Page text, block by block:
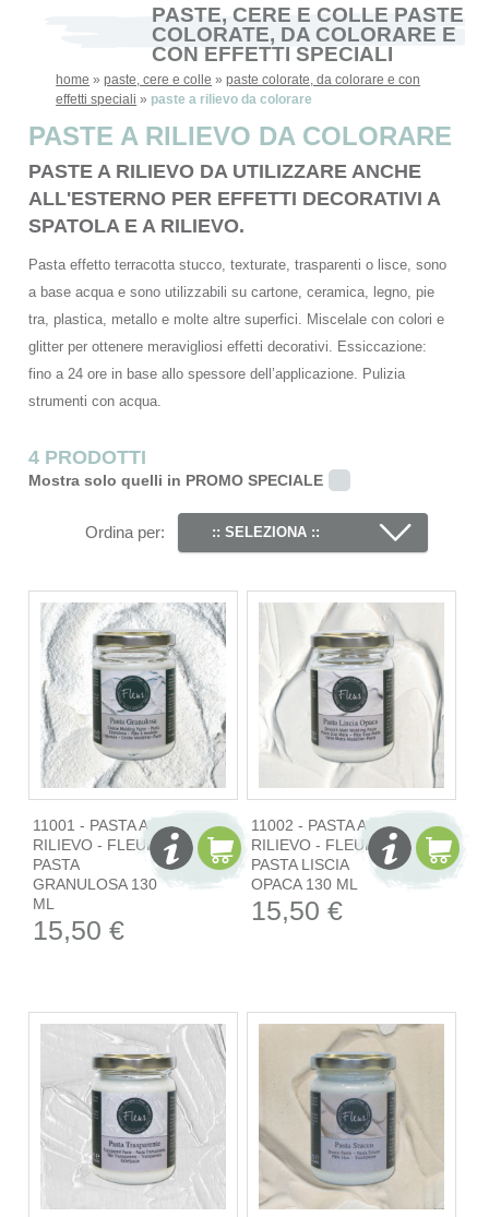
PASTE, CERE E COLLE PASTE
COLORATE, DA COLORARE E
CON EFFETTI SPECIALI
home »paste, cere e colle »paste colorate, da colorare e con
effetti speciali » paste a rilievo da colorare
PASTE A RILIEVO DA COLORARE
PASTE A RILIEVO DA UTILIZZARE ANCHE
ALL'ESTERNO PER EFFETTI DECORATIVI A
SPATOLA E A RILIEVO.
Pasta effetto terracotta stucco, texturate, trasparenti o lisce, sono
a base acqua e sono utilizzabili su cartone, ceramica, legno, pie
tra, plastica, metallo e molte altre superfici. Miscelale con colori e
glitter per ottenere meravigliosi effetti decorativi. Essiccazione:
fino a 24 ore in base allo spessore dell’applicazione. Pulizia
strumenti con acqua.
4 PRODOTTI
Mostra solo quelli in PROMO SPECIALE
Ordina per: :: SELEZIONA ::
11001 - PASTA A
RILIEVO - FLEUR
PASTA
GRANULOSA 130
ML
15,50 €
11002 - PASTA A
RILIEVO - FLEUR
PASTA LISCIA
OPACA 130 ML
15,50 €